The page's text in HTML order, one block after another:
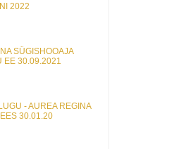
2022
SÜGISHOOAJA
EE 30.09.2021
- AUREA REGINA
30.01.20